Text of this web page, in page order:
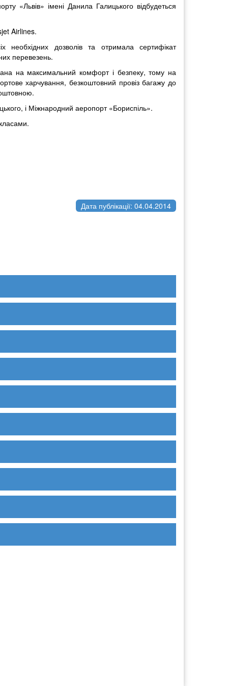
«Львів» імені Данила Галицького відбудеться
Airlines.
необхідних дозволів та отримала сертифікат
перевезень.
на максимальний комфорт і безпеку, тому на
харчування, безкоштовний провіз багажу до
і Міжнародний аеропорт «Бориспіль».
Дата публікації: 04.04.2014